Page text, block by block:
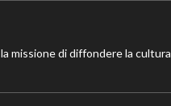
missione di diffondere la cultura